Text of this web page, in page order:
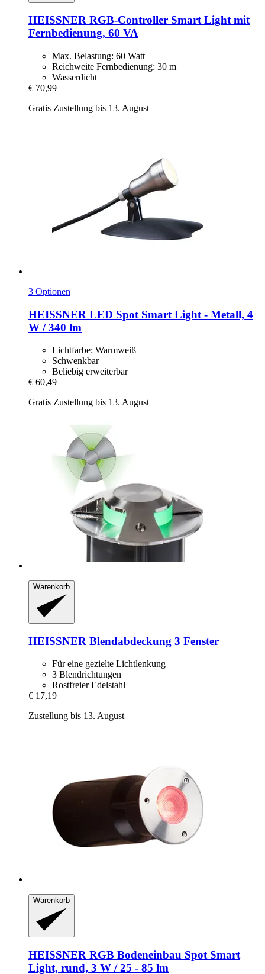
HEISSNER RGB-​Controller Smart Light mit
Fernbedienung, 60 VA
Max. Belastung: 60 Watt
Reichweite Fernbedienung: 30 m
Wasserdicht
€ 70,99
Gratis Zustellung bis 13. August
3 Optionen
HEISSNER LED Spot Smart Light -​ Metall, 4
W / 340 lm
Lichtfarbe: Warmweiß
Schwenkbar
Beliebig erweiterbar
€ 60,49
Gratis Zustellung bis 13. August
Warenkorb
HEISSNER Blendabdeckung 3 Fenster
Für eine gezielte Lichtlenkung
3 Blendrichtungen
Rostfreier Edelstahl
€ 17,19
Zustellung bis 13. August
Warenkorb
HEISSNER RGB Bodeneinbau Spot Smart
Light, rund, 3 W / 25 -​ 85 lm